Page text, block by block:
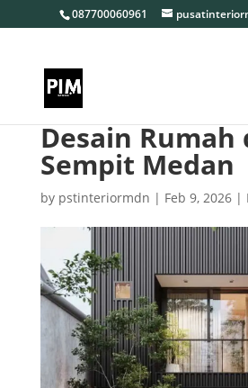
087700060961
Desain Rumah
Sempit Medan
by pstinteriormdn | Feb 9, 2026|